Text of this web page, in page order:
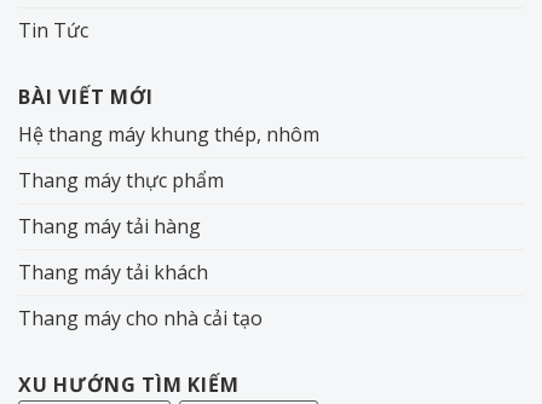
Tin Tức
BÀI VIẾT MỚI
Hệ thang máy khung thép, nhôm
Thang máy thực phẩm
Thang máy tải hàng
Thang máy tải khách
Thang máy cho nhà cải tạo
XU HƯỚNG TÌM KIẾM